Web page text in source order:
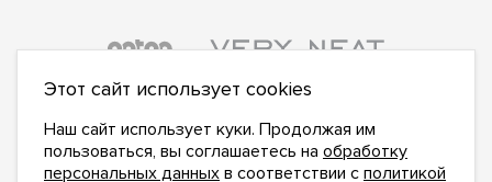
Этот сайт использует cookies
Наш сайт использует куки. Продолжая им
пользоваться, вы соглашаетесь на обработку
персональных данных в соответствии с политикой